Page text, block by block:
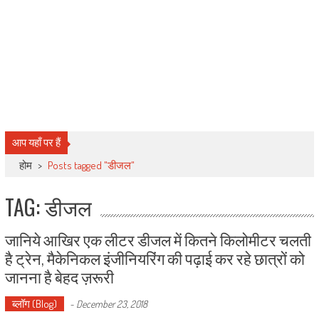
आप यहाँ पर हैं
होम > Posts tagged "डीजल"
TAG: डीजल
जानिये आखिर एक लीटर डीजल में कितने किलोमीटर चलती
है ट्रेन, मैकेनिकल इंजीनियरिंग की पढ़ाई कर रहे छात्रों को
जानना है बेहद ज़रूरी
ब्लॉग (Blog) - December 23, 2018